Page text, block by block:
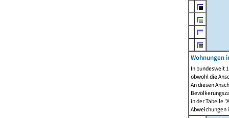
Wohnungen
In bundesweit
obwohl die
An diesen
in der Tabelle
Abweichungen